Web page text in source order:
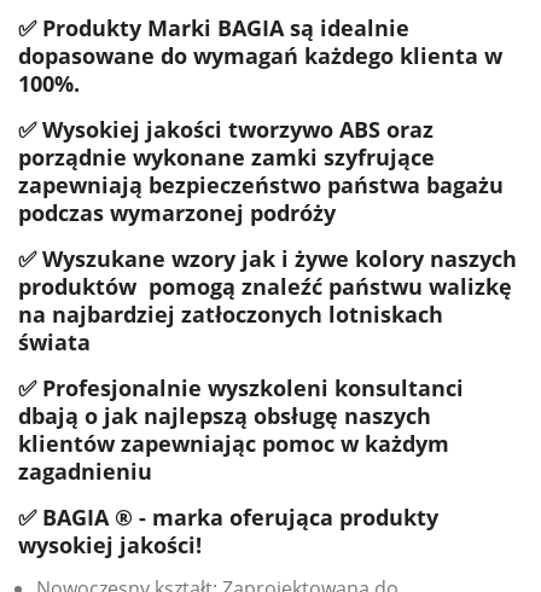
✅ Produkty Marki BAGIA są idealnie
dopasowane do wymagań każdego klienta w
100%.
✅ Wysokiej jakości tworzywo ABS oraz
porządnie wykonane zamki szyfrujące
zapewniają bezpieczeństwo państwa bagażu
podczas wymarzonej podróży
✅ Wyszukane wzory jak i żywe kolory naszych
produktów pomogą znaleźć państwu walizkę
na najbardziej zatłoczonych lotniskach
świata
✅ Profesjonalnie wyszkoleni konsultanci
dbają o jak najlepszą obsługę naszych
klientów zapewniając pomoc w każdym
zagadnieniu
✅ BAGIA ® - marka oferująca produkty
wysokiej jakości!